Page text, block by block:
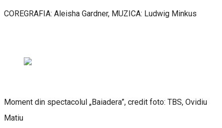
COREGRAFIA: Aleisha Gardner, MUZICA: Ludwig Minkus
Moment din spectacolul „Baiadera”, credit foto: TBS, Ovidiu
Matiu